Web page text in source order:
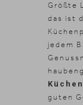
Größte
das ist
jedem
guten